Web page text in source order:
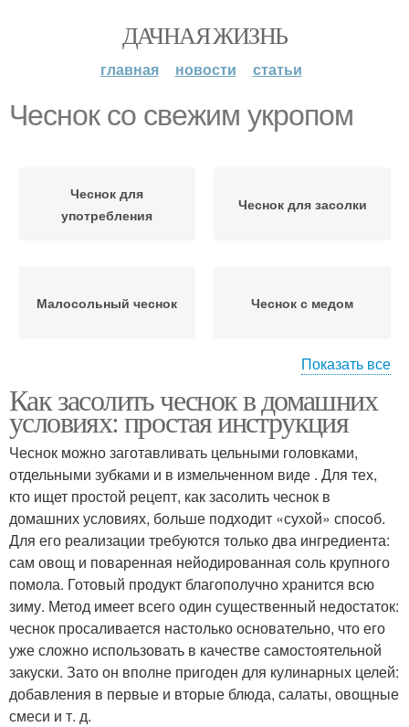
ДАЧНАЯ ЖИЗНЬ
главная новости статьи
Чеснок со свежим укропом
Чеснок для
употребления
Чеснок для засолки
Малосольный чеснок Чеснок с медом
Чеснок к хранению Чеснок в банках
Чеснок при хранении Приправы из чеснока
Заготовки из чеснока Соленый чеснок
Чеснок в банке Свежие травы
Показать все
Как засолить чеснок в домашних
условиях: простая инструкция
Чеснок можно заготавливать цельными головками,
отдельными зубками и в измельченном виде . Для тех,
кто ищет простой рецепт, как засолить чеснок в
домашних условиях, больше подходит «сухой» способ.
Для его реализации требуются только два ингредиента:
сам овощ и поваренная нейодированная соль крупного
помола. Готовый продукт благополучно хранится всю
зиму. Метод имеет всего один существенный недостаток:
чеснок просаливается настолько основательно, что его
уже сложно использовать в качестве самостоятельной
закуски. Зато он вполне пригоден для кулинарных целей:
добавления в первые и вторые блюда, салаты, овощные
смеси и т. д.